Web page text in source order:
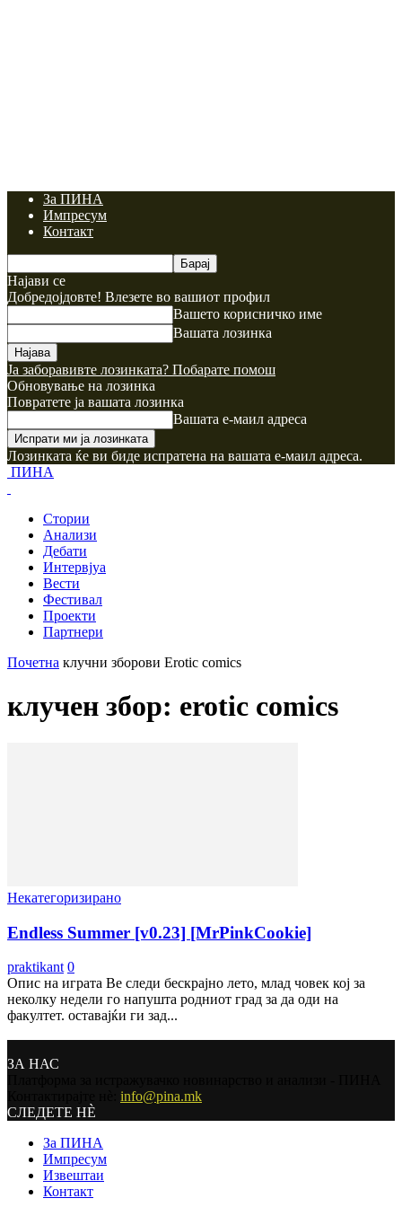
За ПИНА
Импресум
Контакт
Најави се
Добредојдовте! Влезете во вашиот профил
Вашето корисничко име
Вашата лозинка
Ја заборавивте лозинката? Побарате помош
Обновување на лозинка
Повратете ја вашата лозинка
Вашата е-маил адреса
Лозинката ќе ви биде испратена на вашата е-маил адреса.
ПИНА
Стории
Анализи
Дебати
Интервјуа
Вести
Фестивал
Проекти
Партнери
Почетна клучни зборови Erotic comics
клучен збор: erotic comics
Некатегоризирано
Endless Summer [v0.23] [MrPinkCookie]
praktikant 0
Опис на играта Ве следи бескрајно лето, млад човек кој за
неколку недели го напушта родниот град за да оди на
факултет. оставајќи ги зад...
ЗА НАС
info@pina.mk
СЛЕДЕТЕ НЀ
За ПИНА
Импресум
Извештаи
Контакт